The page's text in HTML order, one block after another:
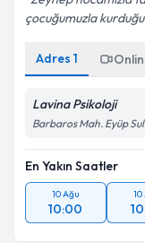
Zeynep hocamızla
çocuğumuzla
Adres 1
Lavina Psikoloji
Barbaros Mah. Eyüp
En Yakın Saatler
10 Ağu
10:00
10